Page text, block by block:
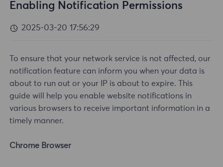
Enabling Notification Permissions
2025-03-20 17:56:29
To ensure that your network service is not affected, our
notification feature can inform you when your data is
about to run out or your IP is about to expire. This
guide will help you enable website notifications in
various browsers to receive important information in a
timely manner.
Chrome Browser